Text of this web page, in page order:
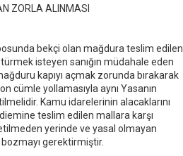
ZORLA ALINMASI
bekçi olan mağdura teslim edilen
isteyen sanığın müdahale eden
kapıyı açmak zorunda bırakarak
cümle yollamasıyla aynı Yasanın
Kamu idarelerinin alacaklarını
teslim edilen mallara karşı
yerinde ve yasal olmayan
bozmayı gerektirmiştir.